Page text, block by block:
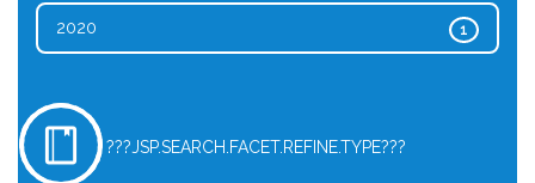
1
2020
???JSP.SEARCH.FACET.REFINE.TYPE???